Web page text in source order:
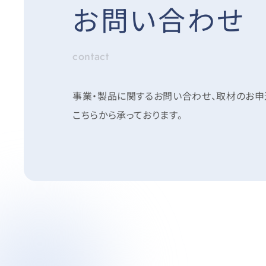
お問い合わせ
contact
事業・製品に関するお問い合わせ、取材のお
こちらから承っております。